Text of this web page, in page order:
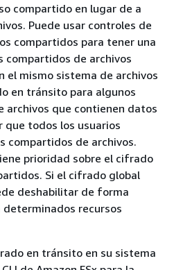
compartido en lugar de a
Puede usar controles de
compartidos para tener una
compartidos de archivos
el mismo sistema de archivos
en tránsito para algunos
archivos que contienen datos
todos los usuarios
compartidos de archivos.
prioridad sobre el cifrado
Si el cifrado global
deshabilitar de forma
recursos
en tránsito en su sistema